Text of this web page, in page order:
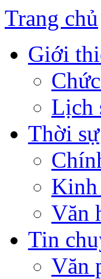
Trang chủ
Giới
Lịch
Thời sự
Kinh
Văn
Tin
Văn